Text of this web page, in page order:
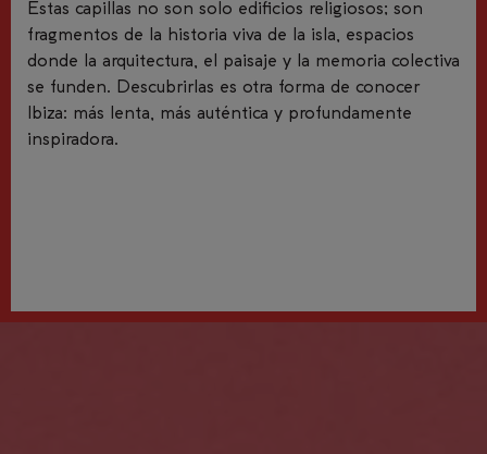
Estas capillas no son solo edificios religiosos; son
fragmentos de la historia viva de la isla, espacios
donde la arquitectura, el paisaje y la memoria colectiva
se funden. Descubrirlas es otra forma de conocer
Ibiza: más lenta, más auténtica y profundamente
inspiradora.